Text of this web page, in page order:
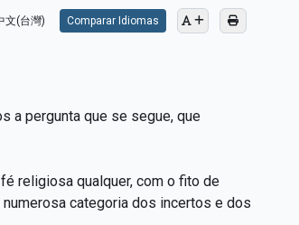
文(台灣) Comparar Idiomas
a pergunta que se segue, que
religiosa qualquer, com o fito de
categoria dos incertos e dos